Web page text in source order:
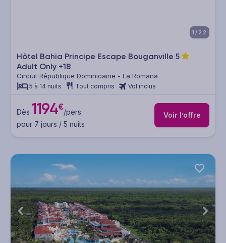
1/22
Hôtel Bahia Principe Escape Bouganville 5
Adult Only +18
Circuit République Dominicaine - La Romana
5 à 14 nuits Tout compris Vol inclus
Dès 1194€/pers.
pour 7 jours / 5 nuits
Voir l’offre